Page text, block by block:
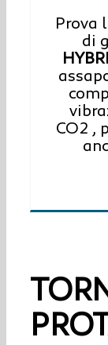
Prova
di
CO2 ,